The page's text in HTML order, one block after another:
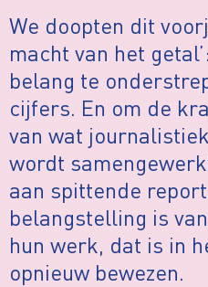
We doopten dit
macht van het
belang te
cijfers. En om de
van wat
wordt
aan spittende
belangstelling is
hun werk, dat is in
opnieuw bewezen.